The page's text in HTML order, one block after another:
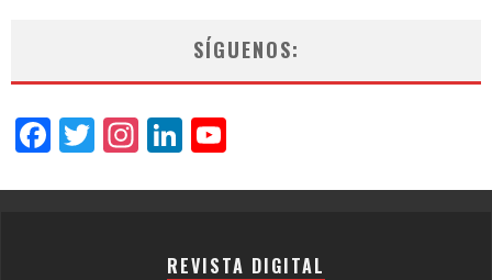
SÍGUENOS:
Facebook
Twitter
Instagram
LinkedIn
REVISTA DIGITAL